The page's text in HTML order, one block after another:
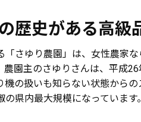
歴史がある高級
「さゆり農園」は、女性農家
農園主のさゆりさんは、平成
機の扱いも知らない状態から
県内最大規模になっています。